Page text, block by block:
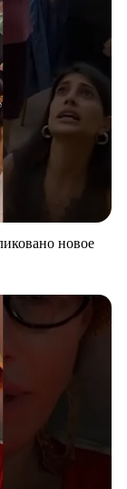
новое